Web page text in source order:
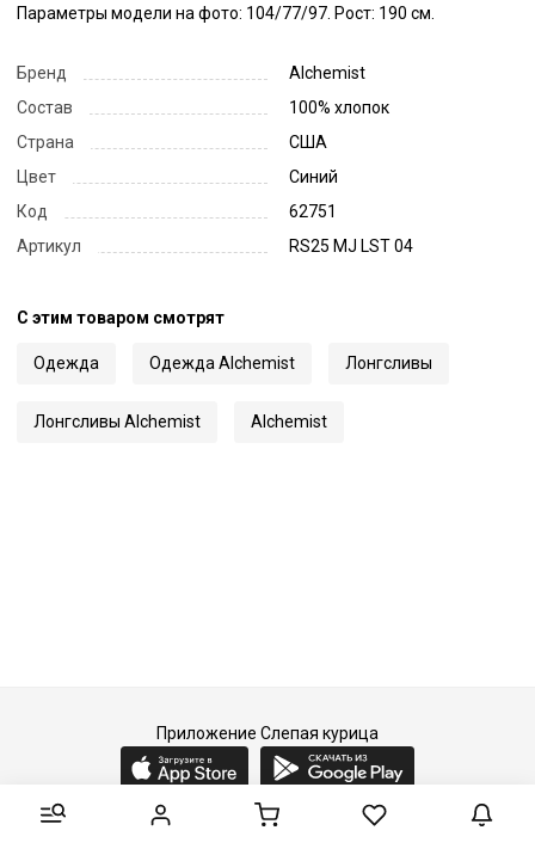
Параметры модели на фото: 104/77/97. Рост: 190 см.
Бренд
Alchemist
Состав
100% хлопок
Страна
США
Цвет
Синий
Код
62751
Артикул
RS25 MJ LST 04
С этим товаром смотрят
Одежда Одежда Alchemist Лонгсливы
Лонгсливы Alchemist Alchemist
Приложение Слепая курица
2015-2026 © Слепая курица - fashion concept store.